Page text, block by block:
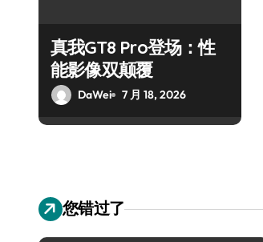
真我GT8 Pro登场：性
能影像双颠覆
DaWei 7 月 18, 2026
您错过了